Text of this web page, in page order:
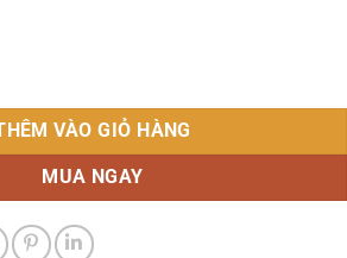
Muồng tay cuốn 1m53 số lượng
VÀO GIỎ HÀNG
MUA NGAY